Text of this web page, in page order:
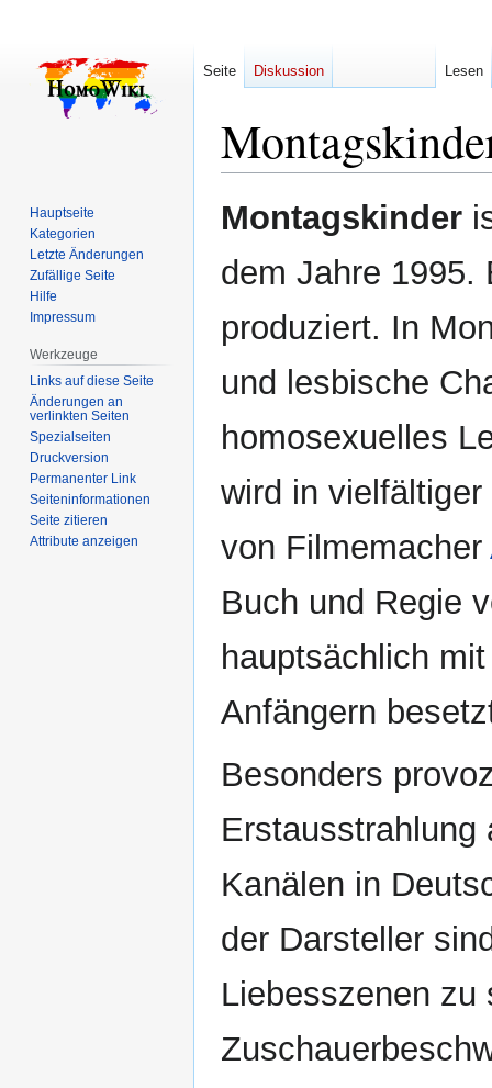
Zur
Navigation
Zur
Suche
Montagskinder
dem Jahre 1995.
produziert. In
und lesbische
homosexuelles
wird in
von Filmemacher
Buch und Regie
hauptsächlich
Anfängern
Besonders
Erstausstrahlung
Kanälen in
der Darsteller
Liebesszenen zu
Seite Diskussion Lesen
Hauptseite
Kategorien
Letzte Änderungen
Zufällige Seite
Hilfe
Impressum
Werkzeuge
Links auf diese Seite
Änderungen an
verlinkten Seiten
Spezialseiten
Druckversion
Permanenter Link
Seiten­­informationen
Seite zitieren
Attribute anzeigen